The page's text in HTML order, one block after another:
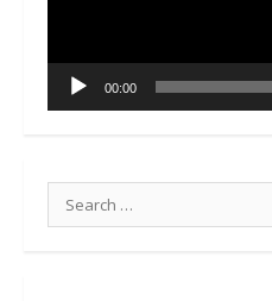
00:00
Search
for: